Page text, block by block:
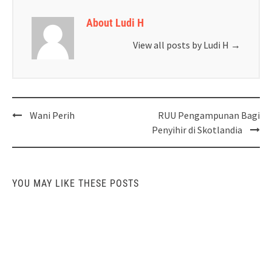
About Ludi H
View all posts by Ludi H →
PostWani Perih
RUU Pengampunan Bagi
Penyihir di Skotlandia
YOU MAY LIKE THESE POSTS